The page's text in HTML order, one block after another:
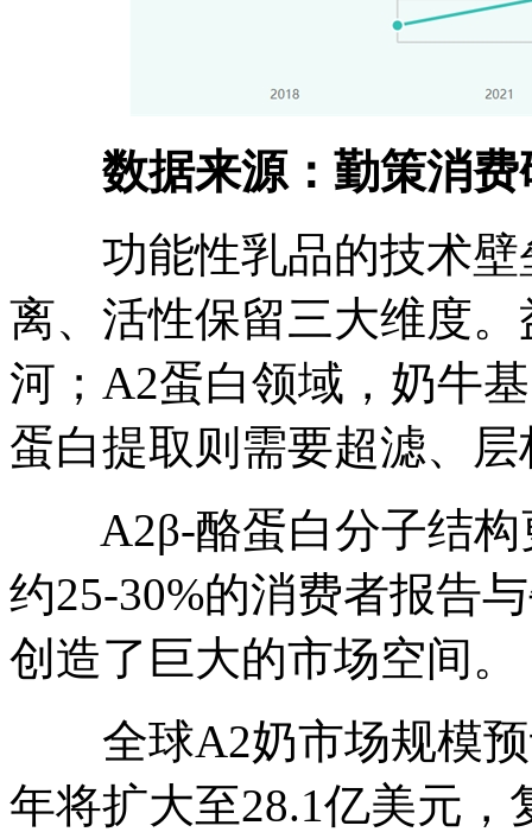
数据来源：勤策消费
功能性乳品的技术壁
离、活性保留三大维度
河；A2蛋白领域，奶牛
蛋白提取则需要超滤、
A2β-酪蛋白分子结构
约25-30%的消费者报告
创造了巨大的市场空间。
全球A2奶市场规模预
年将扩大至28.1亿美元，